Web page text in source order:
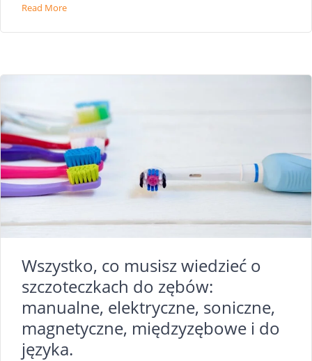
Read More
Wszystko, co musisz wiedzieć o
szczoteczkach do zębów:
manualne, elektryczne, soniczne,
magnetyczne, międzyzębowe i do
języka.